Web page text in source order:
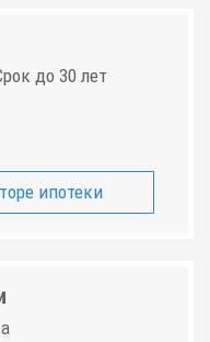
до 30 лет
ипотеки